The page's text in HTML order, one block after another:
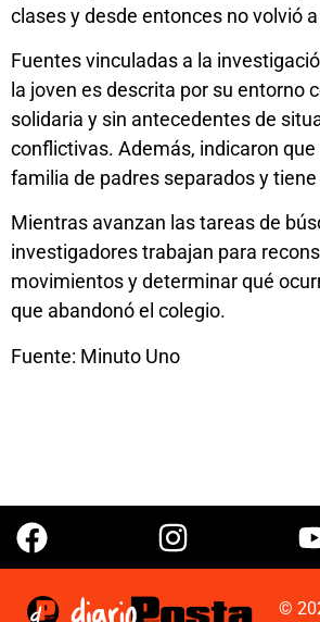
clases y desde entonces no volvió
Fuentes vinculadas a la
la joven es descrita por su entorno
solidaria y sin antecedentes de
conflictivas. Además, indicaron que
familia de padres separados y
Mientras avanzan las tareas de
investigadores trabajan para
movimientos y determinar qué
que abandonó el colegio.
Fuente: Minuto Uno
©